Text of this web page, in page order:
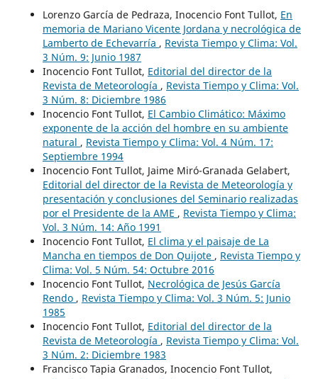
Lorenzo García de Pedraza, Inocencio Font Tullot, En
memoria de Mariano Vicente Jordana y necrológica de
Lamberto de Echevarría , Revista Tiempo y Clima: Vol.
3 Núm. 9: Junio 1987
Inocencio Font Tullot, Editorial del director de la
Revista de Meteorología , Revista Tiempo y Clima: Vol.
3 Núm. 8: Diciembre 1986
Inocencio Font Tullot, El Cambio Climático: Máximo
exponente de la acción del hombre en su ambiente
natural , Revista Tiempo y Clima: Vol. 4 Núm. 17:
Septiembre 1994
Inocencio Font Tullot, Jaime Miró-Granada Gelabert,
Editorial del director de la Revista de Meteorología y
presentación y conclusiones del Seminario realizadas
por el Presidente de la AME , Revista Tiempo y Clima:
Vol. 3 Núm. 14: Año 1991
Inocencio Font Tullot, El clima y el paisaje de La
Mancha en tiempos de Don Quijote , Revista Tiempo y
Clima: Vol. 5 Núm. 54: Octubre 2016
Inocencio Font Tullot, Necrológica de Jesús García
Rendo , Revista Tiempo y Clima: Vol. 3 Núm. 5: Junio
1985
Inocencio Font Tullot, Editorial del director de la
Revista de Meteorología , Revista Tiempo y Clima: Vol.
3 Núm. 2: Diciembre 1983
Francisco Tapia Granados, Inocencio Font Tullot,